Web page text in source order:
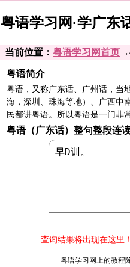
粤语学习网·学广东
当前位置： 粤语学习网首页→
粤语简介
粤语，又称广东话、广州话，当
海，深圳、珠海等地）、广西中
民都讲粤语。所以粤语是一门非
粤语（广东话）整句整段连
查询结果将出现在这里！
粤语学习网上的教程